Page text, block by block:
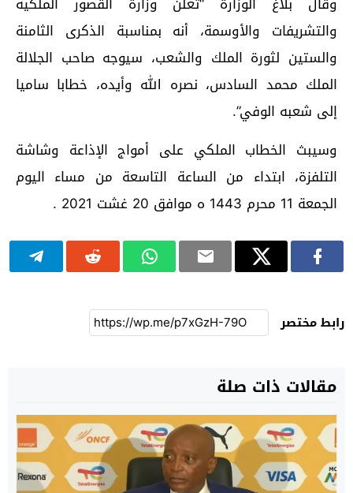
والتشريفات والأوسمة، أنه بمناسبة الذكرى الثامنة
والستين لثورة الملك والشعب، سيوجه صاحب الجلالة
الملك محمد السادس، نصره الله وأيده، خطابا ساميا
إلى شعبه الوفي”.
وسيبث الخطاب الملكي على أمواج الإذاعة وشاشة
التلفزة، ابتداء من الساعة التاسعة من مساء اليوم
الجمعة 11 محرم 1443 ه موافق 20 غشت 2021 .
رابط مختصر
مقالات ذات صلة